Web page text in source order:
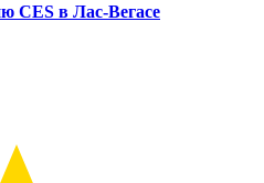
CES в Лас-Вегасе